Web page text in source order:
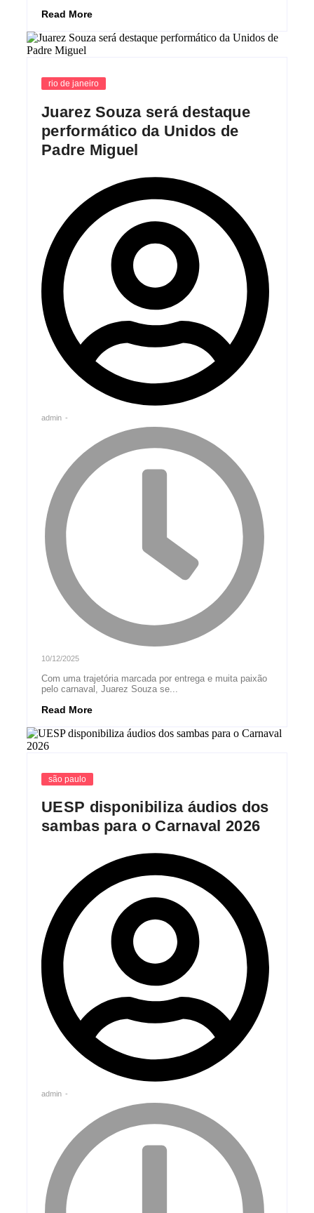
Read More
rio de janeiro
Juarez Souza será destaque
performático da Unidos de
Padre Miguel
admin -
10/12/2025
Com uma trajetória marcada por entrega e muita paixão
pelo carnaval, Juarez Souza se...
Read More
são paulo
UESP disponibiliza áudios dos
sambas para o Carnaval 2026
admin -